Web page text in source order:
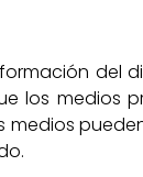
del
los medios